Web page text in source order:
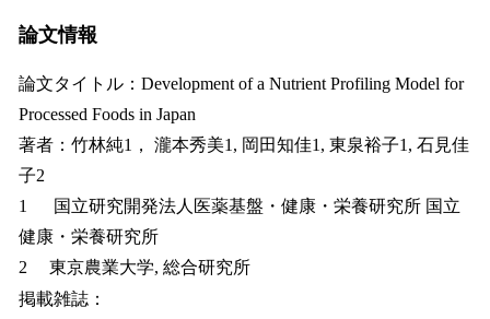
論文情報
論文タイトル：Development of a Nutrient Profiling Model for
Processed Foods in Japan
著者：竹林純1， 瀧本秀美1, 岡田知佳1, 東泉裕子1, 石見佳
子2
1 国立研究開発法人医薬基盤・健康・栄養研究所 国立
健康・栄養研究所
2 東京農業大学, 総合研究所
掲載雑誌：